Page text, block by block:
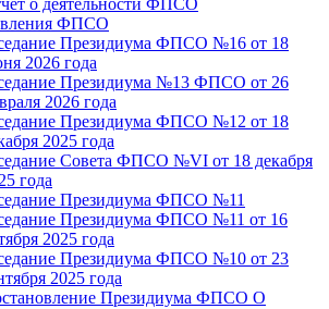
ФПСО
Президиума ФПСО №16 от 18
2026 года
Президиума №13 ФПСО от 26
2026 года
Президиума ФПСО №12 от 18
2025 года
Совета ФПСО №VI от 18 декабря
года
Президиума ФПСО №11
Президиума ФПСО №11 от 16
2025 года
Президиума ФПСО №10 от 23
2025 года
Президиума ФПСО О